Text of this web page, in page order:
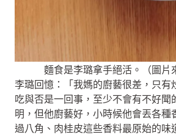
麵食是李璐拿手絕活。（圖片
李璐回憶：「我媽的廚藝很差，只有
吃與否是一回事，至少不會有不好聞
明，但他廚藝好，小時候他會丟各種
過八角、肉桂皮這些香料最原始的味